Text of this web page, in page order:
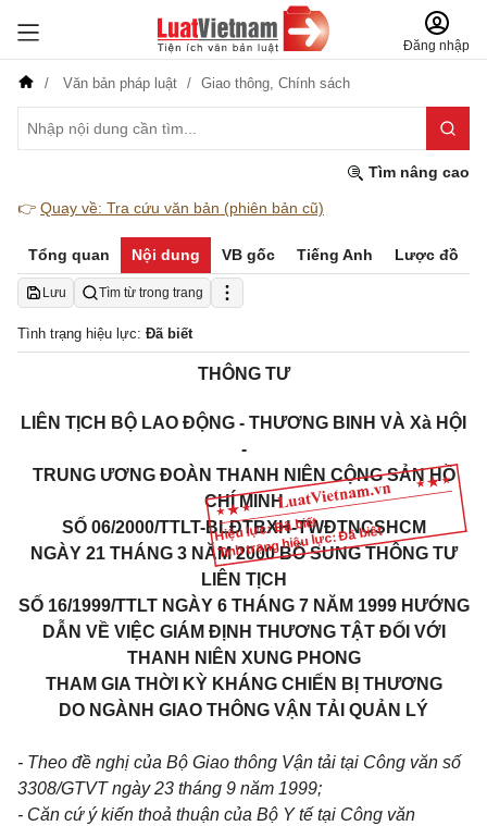
Đăng nhập
Văn bản pháp luật Giao thông, Chính sách
Tìm nâng cao
👉 Quay về: Tra cứu văn bản (phiên bản cũ)
Tổng quan Nội dung VB gốc Tiếng Anh Lược đồ
Lưu Tìm từ trong trang
Tình trạng hiệu lực: Đã biết
Hiệu lực: Đã biết
Tình trạng hiệu lực: Đã biết
THÔNG TƯ
LIÊN TỊCH BỘ LAO ĐỘNG - THƯƠNG BINH VÀ Xà HỘI
-
TRUNG ƯƠNG ĐOÀN THANH NIÊN CỘNG SẢN HỒ
CHÍ MINH
SỐ 06/2000/TTLT-BLĐTBXH-TWĐTNCSHCM
NGÀY 21 THÁNG 3 NĂM 2000 BỔ SUNG THÔNG TƯ
LIÊN TỊCH
SỐ 16/1999/TTLT NGÀY 6 THÁNG 7 NĂM 1999 HƯỚNG
DẪN VỀ VIỆC GIÁM ĐỊNH THƯƠNG TẬT ĐỐI VỚI
THANH NIÊN XUNG PHONG
THAM GIA THỜI KỲ KHÁNG CHIẾN BỊ THƯƠNG
DO NGÀNH GIAO THÔNG VẬN TẢI QUẢN LÝ
- Theo đề nghị của Bộ Giao thông Vận tải tại Công văn số
3308/GTVT ngày 23 tháng 9 năm 1999;
- Căn cứ ý kiến thoả thuận của Bộ Y tế tại Công văn